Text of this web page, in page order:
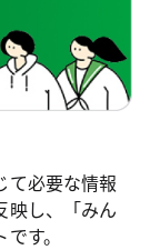
て必要な情報
映し、「みん
す。